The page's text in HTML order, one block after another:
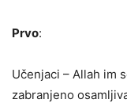
Prvo:
Učenjaci – Allah im
zabranjeno